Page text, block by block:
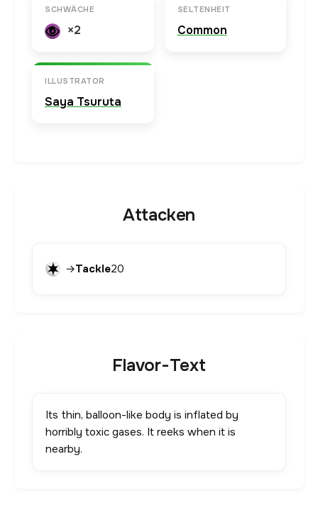
SCHWÄCHE
×2
SELTENHEIT
Common
ILLUSTRATOR
Saya Tsuruta
Attacken
→Tackle20
Flavor-Text
Its thin, balloon-like body is inflated by
horribly toxic gases. It reeks when it is
nearby.